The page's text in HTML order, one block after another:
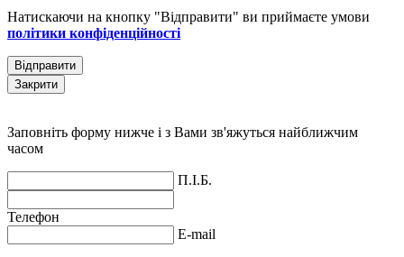
Натискаючи на кнопку "Відправити" ви приймаєте умови
політики конфіденційності
Відправити
Закрити
Заповніть форму нижче і з Вами зв'яжуться найближчим
часом
П.І.Б.
Телефон
E-mail